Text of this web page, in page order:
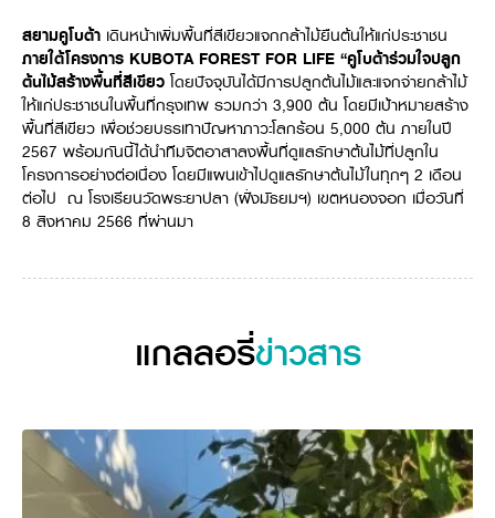
การพัฒนาชุมชน และสังคม
การศึกษา และเยาวชน
สิ่งแวดล้อมความปลอดภัยและอาชีวอนามัย
คูโบต้าร่วมมือเกษตรร่วมใจ
โครงการเกษตรแปลงใหญ่
เอกสารดาวน์โหลด
วารสารออนไลน์
KAS เกษตรครบวงจร
คูโบต้าฟาร์ม
คูโบต้าแฟมิลี่
ภาษา
ไทย English
สยามคูโบต้า เดินหน้าเพิ่มพื้นที่สีเขียวแจกกล้าไม้ยืนต้นให้แก่ประชาชน
ภายใต้โครงการ KUBOTA FOREST FOR LIFE “คูโบต้าร่วมใจปลูก
ต้นไม้สร้างพื้นที่สีเขียว โดยปัจจุบันได้มีการปลูกต้นไม้และแจกจ่ายกล้าไม้
ให้แก่ประชาชนในพื้นที่กรุงเทพ รวมกว่า 3,900 ต้น โดยมีเป้าหมายสร้าง
พื้นที่สีเขียว เพื่อช่วยบรรเทาปัญหาภาวะโลกร้อน 5,000 ต้น ภายในปี
2567 พร้อมกันนี้ได้นำทีมจิตอาสาลงพื้นที่ดูแลรักษาต้นไม้ที่ปลูกใน
โครงการอย่างต่อเนื่อง โดยมีแผนเข้าไปดูแลรักษาต้นไม้ในทุกๆ 2 เดือน
ต่อไป ณ โรงเรียนวัดพระยาปลา (ฝั่งมัธยมฯ) เขตหนองจอก เมื่อวันที่
8 สิงหาคม 2566 ที่ผ่านมา
แกลลอรี่ข่าวสาร